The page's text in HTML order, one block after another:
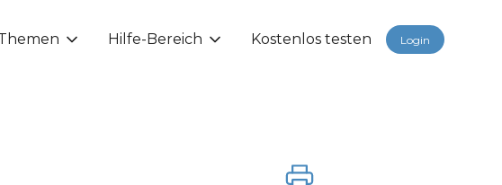
Hilfe-Bereich Kostenlos testen Login